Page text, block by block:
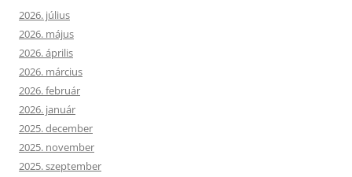
2026. július
2026. május
2026. április
2026. március
2026. február
2026. január
2025. december
2025. november
2025. szeptember